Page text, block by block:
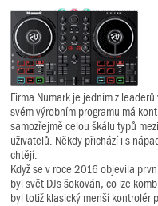
Firma Numark je jedním z
svém výrobním programu má
samozřejmě celou škálu typů
uživatelů. Někdy přichází i s
chtějí.
Když se v roce 2016 objevila
byl svět DJs šokován, co lze
byl totiž klasický menší kontrolér